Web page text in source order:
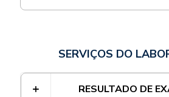
SERVIÇOS DO
RESULTADO DE